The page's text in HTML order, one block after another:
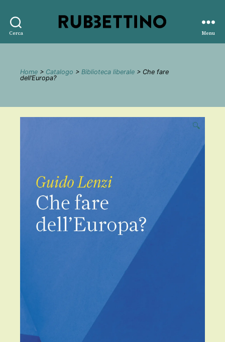
Cerca
editore
Menu
Home > Catalogo > Biblioteca liberale > Che fare
dell’Europa?
🔍